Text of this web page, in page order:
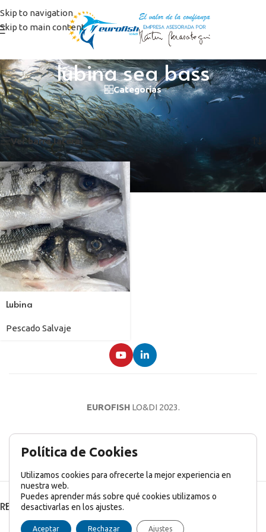
Skip to navigation
Skip to main content
lubina sea bass
Categorías
Inicio/Productos etiquetados “lubina sea bass”
Mostrando el único resultado
Ver barra lateral
Lubina
Pescado Salvaje
EUROFISHLO&DI 2023.
AVISO LEGAL POLÍTICA DE PRIVACIDAD
RECENT POSTS
Política de Cookies
Utilizamos cookies para ofrecerte la mejor experiencia en
nuestra web.
Puedes aprender más sobre qué cookies utilizamos o
desactivarlas en los ajustes.
Aceptar Rechazar Ajustes
English Inglés) Français(Francés